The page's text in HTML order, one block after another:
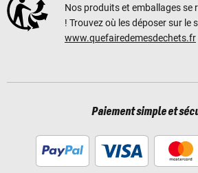
Nos produits et emballages se
! Trouvez où les déposer sur le
www.quefairedemesdechets.fr
Paiement simple et